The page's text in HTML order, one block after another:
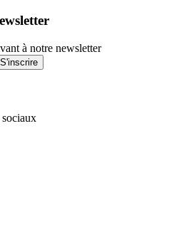
à notre newsletter
S'inscrire
sociaux